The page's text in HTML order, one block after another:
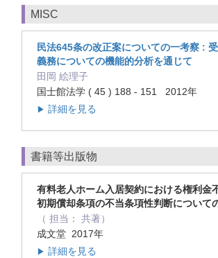
MISC
民法645条の改正案についての一考察 :
義務についての機能的分析を通じて
田岡 絵理子
国士館法学 ( 45 ) 188 - 151 2012年
▶ 詳細を見る
書籍等出版物
有料老人ホーム入居契約における権利金
初期償却条項の不当条項性判断について
（ 担当： 共著）
成文堂 2017年
▶ 詳細を見る